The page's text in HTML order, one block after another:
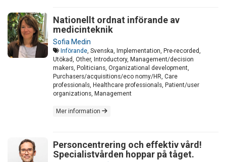
Nationellt ordnat införande av
medicinteknik
Sofia Medin
Införande, Svenska, Implementation, Pre-recorded,
Utökad, Other, Introductory, Management/decision
makers, Politicians, Organizational development,
Purchasers/acquisitions/eco nomy/HR, Care
professionals, Healthcare professionals, Patient/user
organizations, Management
Mer information
Personcentrering och effektiv vård!
Specialistvården hoppar på tåget.